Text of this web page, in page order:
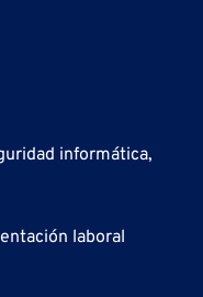
informática,
laboral